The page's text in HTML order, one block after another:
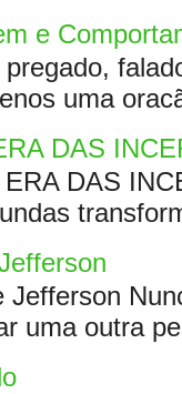
e
uma
DAS
DAS
Jefferson
uma outra